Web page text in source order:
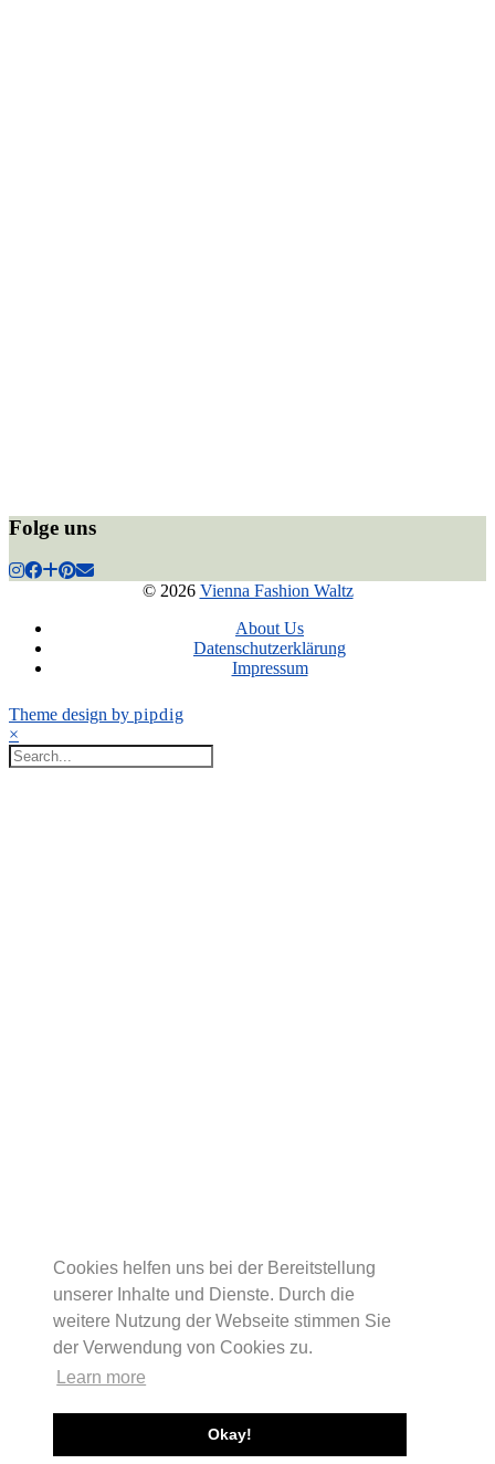
Cookies helfen uns bei der Bereitstellung
unserer Inhalte und Dienste. Durch die
weitere Nutzung der Webseite stimmen Sie
der Verwendung von Cookies zu.
Learn more
Okay!
Folge uns
© 2026 Vienna Fashion Waltz
About Us
Datenschutzerklärung
Impressum
Theme design by pipdig
×